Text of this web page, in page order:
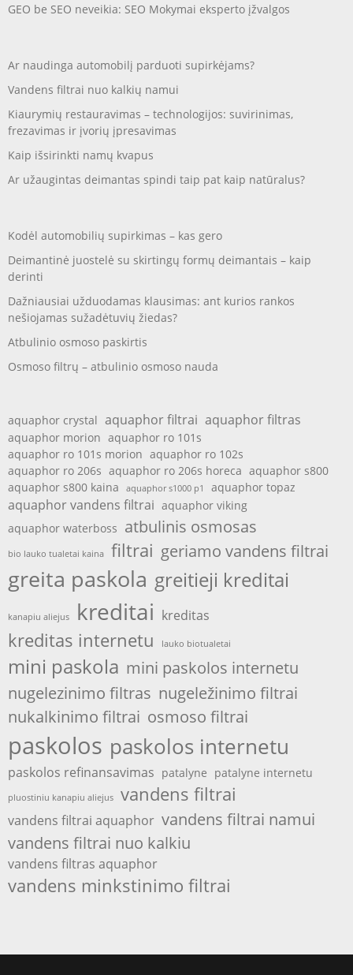
GEO be SEO neveikia: SEO Mokymai eksperto įžvalgos
Ar naudinga automobilį parduoti supirkėjams?
Vandens filtrai nuo kalkių namui
Kiaurymių restauravimas – technologijos: suvirinimas,
frezavimas ir įvorių įpresavimas
Kaip išsirinkti namų kvapus
Ar užaugintas deimantas spindi taip pat kaip natūralus?
Kodėl automobilių supirkimas – kas gero
Deimantinė juostelė su skirtingų formų deimantais – kaip
derinti
Dažniausiai užduodamas klausimas: ant kurios rankos
nešiojamas sužadėtuvių žiedas?
Atbulinio osmoso paskirtis
Osmoso filtrų – atbulinio osmoso nauda
aquaphor crystal aquaphor filtrai aquaphor filtras
aquaphor morion aquaphor ro 101s
aquaphor ro 101s morion aquaphor ro 102s
aquaphor ro 206s aquaphor ro 206s horeca aquaphor s800
aquaphor s800 kaina
aquaphor s1000 p1 aquaphor topaz
aquaphor vandens filtrai aquaphor viking
aquaphor waterboss atbulinis osmosas
bio lauko tualetai kaina filtrai geriamo vandens filtrai
greita paskola greitieji kreditai
kanapiu aliejus kreditai kreditas
kreditas internetu lauko biotualetai
mini paskola mini paskolos internetu
nugelezinimo filtras nugeležinimo filtrai
nukalkinimo filtrai osmoso filtrai
paskolos paskolos internetu
paskolos refinansavimas patalyne patalyne internetu
pluostiniu kanapiu aliejus vandens filtrai
vandens filtrai aquaphor vandens filtrai namui
vandens filtrai nuo kalkiu
vandens filtras aquaphor
vandens minkstinimo filtrai